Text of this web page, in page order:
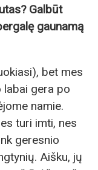
Galbūt
gaunamą
bet mes
labai gera po
namie.
turi imti, nes
geresnio
Aišku, jų